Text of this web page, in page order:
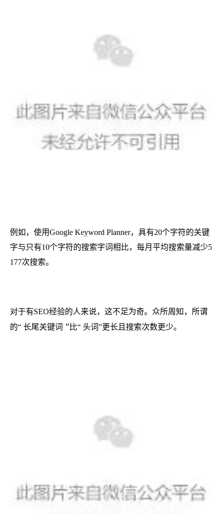
例如，使用Google Keyword Planner，具有20个字符的关键
字与只有10个字符的搜索字词相比，每月平均搜索量减少5
177次搜索。
对于有SEO经验的人来说，这不足为奇。众所周知，所谓
的“ 长尾关键词 ” 比“ 头词”更长且搜索次数更少。